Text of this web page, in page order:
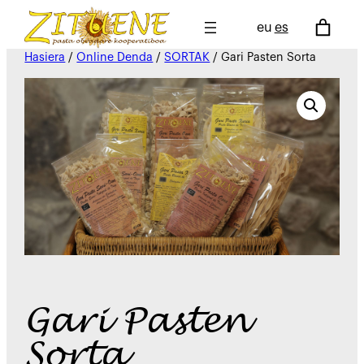
eu es
Hasiera /Online Denda /SORTAK / Gari Pasten Sorta
Gari Pasten